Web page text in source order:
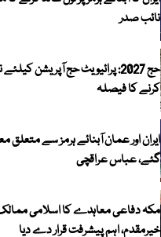
نائب صدر
حج 2027: پرائیویٹ حج آپریشن
کرنے کا فیصلہ
ایران اور عمان آبنائے ہرمز سے
گئے، عباس عراقچی
مکہ دفاعی معاہدے کا اسلامی
خیرمقدم، اہم پیشرفت قرار دے دیا